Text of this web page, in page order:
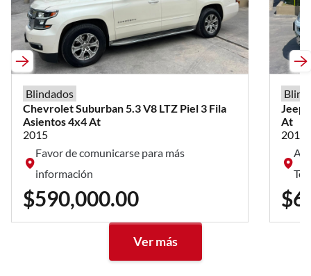
Blindados
ChevroletSuburban5.3 V8 LTZ Piel 3 Fila
Asientos 4x4 At
2015
Favor de comunicarse para más
información
$590,000.00
Jeep
At
2014
Av.
Ver más